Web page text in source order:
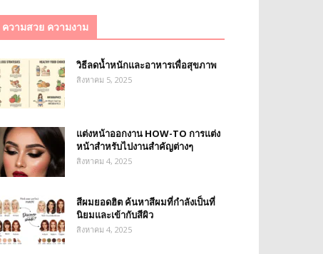
ความสวย ความงาม
วิธีลดน้ำหนักและอาหารเพื่อสุขภาพ
สิงหาคม 5, 2025
แต่งหน้าออกงาน HOW-TO การแต่ง
หน้าสำหรับไปงานสำคัญต่างๆ
สิงหาคม 4, 2025
สีผมยอดฮิต ค้นหาสีผมที่กำลังเป็นที่
นิยมและเข้ากับสีผิว
สิงหาคม 4, 2025